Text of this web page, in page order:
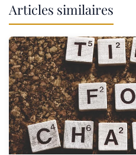
Articles similaires